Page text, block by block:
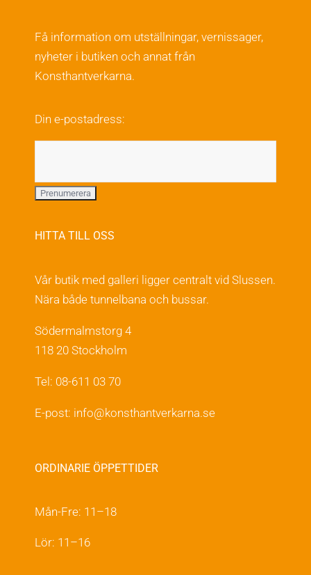
produktsidan
Få information om utställningar, vernissager,
nyheter i butiken och annat från
Konsthantverkarna.
Din e-postadress:
HITTA TILL OSS
Vår butik med galleri ligger centralt vid Slussen.
Nära både tunnelbana och bussar.
Södermalmstorg 4
118 20 Stockholm
Tel: 08-611 03 70
E-post: info@konsthantverkarna.se
ORDINARIE ÖPPETTIDER
Mån-Fre: 11–18
Lör: 11–16